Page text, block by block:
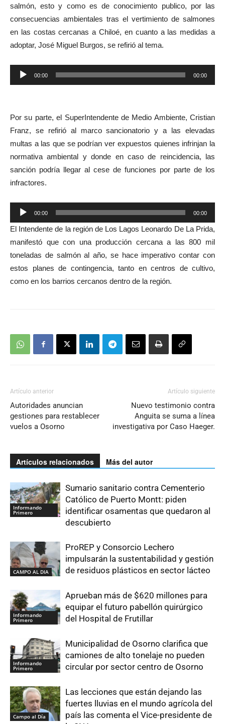
salmón, esto y como es de conocimiento publico, por las
consecuencias ambientales tras el vertimiento de salmones
en las costas cercanas a Chiloé, en cuanto a las medidas a
adoptar, José Miguel Burgos, se refirió al tema.
Reproductor
00:00 00:00
Por su parte, el SuperIntendente de Medio Ambiente, Cristian
Franz, se refirió al marco sancionatorio y a las elevadas
multas a las que se podrían ver expuestos quienes infrinjan la
normativa ambiental y donde en caso de reincidencia, las
sanción podría llegar al cese de funciones por parte de los
infractores.
Reproductor
de
audio
00:00 00:00
El Intendente de la región de Los Lagos Leonardo De La Prida,
manifestó que con una producción cercana a las 800 mil
toneladas de salmón al año, se hace imperativo contar con
estos planes de contingencia, tanto en centros de cultivo,
como en los barrios cercanos dentro de la región.
Artículo anterior
Autoridades anuncian
gestiones para restablecer
vuelos a Osorno
Artículo siguiente
Nuevo testimonio contra
Anguita se suma a línea
investigativa por Caso Haeger.
Artículos relacionados Más del autor
Informando
Primero
Sumario sanitario contra Cementerio
Católico de Puerto Montt: piden
identificar osamentas que quedaron al
descubierto
CAMPO AL DIA
ProREP y Consorcio Lechero
impulsarán la sustentabilidad y gestión
de residuos plásticos en sector lácteo
Informando
Primero
Aprueban más de $620 millones para
equipar el futuro pabellón quirúrgico
del Hospital de Frutillar
Informando
Primero
Municipalidad de Osorno clarifica que
camiones de alto tonelaje no pueden
circular por sector centro de Osorno
Campo al Día
Las lecciones que están dejando las
fuertes lluvias en el mundo agrícola del
país las comenta el Vice-presidente de